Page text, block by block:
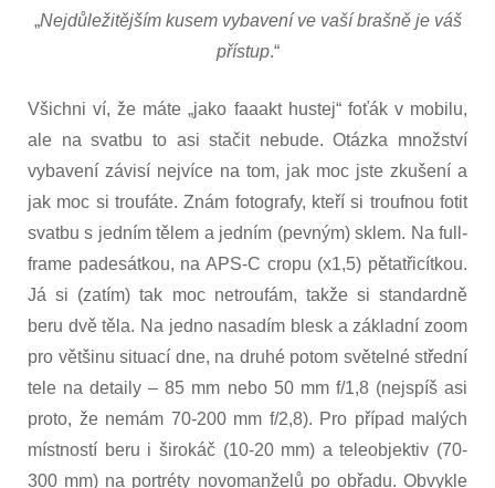
„Nejdůležitějším kusem vybavení ve vaší brašně je váš
přístup.“
Všichni ví, že máte „jako faaakt hustej“ foťák v mobilu,
ale na svatbu to asi stačit nebude. Otázka množství
vybavení závisí nejvíce na tom, jak moc jste zkušení a
jak moc si troufáte. Znám fotografy, kteří si troufnou fotit
svatbu s jedním tělem a jedním (pevným) sklem. Na full-
frame padesátkou, na APS-C cropu (x1,5) pětatřicítkou.
Já si (zatím) tak moc netroufám, takže si standardně
beru dvě těla. Na jedno nasadím blesk a základní zoom
pro většinu situací dne, na druhé potom světelné střední
tele na detaily – 85 mm nebo 50 mm f/1,8 (nejspíš asi
proto, že nemám 70-200 mm f/2,8). Pro případ malých
místností beru i širokáč (10-20 mm) a teleobjektiv (70-
300 mm) na portréty novomanželů po obřadu. Obvykle